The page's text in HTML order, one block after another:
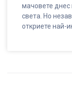
мачовете днес
света. Но
откриете най-